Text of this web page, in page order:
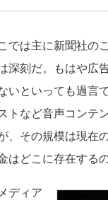
は主に新聞社の
深刻だ。もはや広
いといっても過言
トなど音声コンテ
、その規模は現在
はどこに存在するの
ディア